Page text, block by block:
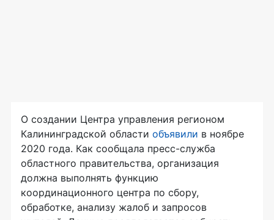
О создании Центра управления регионом
Калининградской области объявили в ноябре
2020 года. Как сообщала пресс-служба
областного правительства, организация
должна выполнять функцию
координационного центра по сбору,
обработке, анализу жалоб и запросов